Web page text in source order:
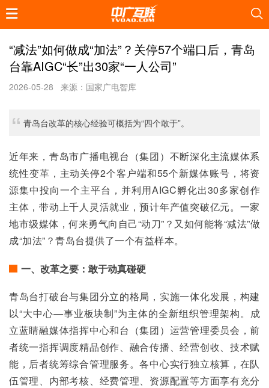
“减法”如何做成“加法”？关停57个端口后，青岛
台靠AIGC“长”出30家“一人公司”
2026-05-28 来源：国家广电智库
青岛台改革的核心经验可概括为“四个敢于”。
近年来，青岛市广播电视台（集团）不断深化主流媒体系
统性变革，主动关停2个客户端和55个新媒体账号，将资
源集中投向一个主平台，并利用AIGC孵化出30多家创作
主体，带动上千人灵活就业，预计年产值突破亿元。一家
地市级媒体，何来勇气向自己“动刀”？又如何能将“减法”做
成“加法”？青岛台提供了一个有益样本。
一、改革之要：敢于动真碰硬
青岛台打破台与集团分立的格局，实施一体化发展，构建
以“大中心—事业板块制”为主体的全新组织管理架构。成
立蓝睛融媒体指挥中心和台（集团）运营管理委员会，前
者统一指挥调度精品创作、融合传播、经营创收、技术赋
能，后者统筹综合管理服务。各中心实行独立核算，在队
伍管理、内部考核、经费管理、资源配置等方面享有充分